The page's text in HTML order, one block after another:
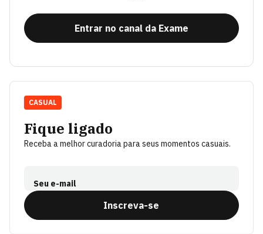
Entrar no canal da Exame
Fique ligado
Receba a melhor curadoria para seus momentos casuais.
Seu e-mail
Inscreva-se
CASUAL